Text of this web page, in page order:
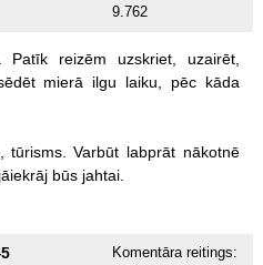
9.762
Patīk reizēm uzskriet,
uzairēt,
mierā ilgu laiku, pēc kāda
tūrisms. Varbūt labprāt nākotnē
jāiekrāj būs jahtai.
Komentāra reitings: